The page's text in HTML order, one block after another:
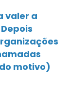
valer a
motivo)